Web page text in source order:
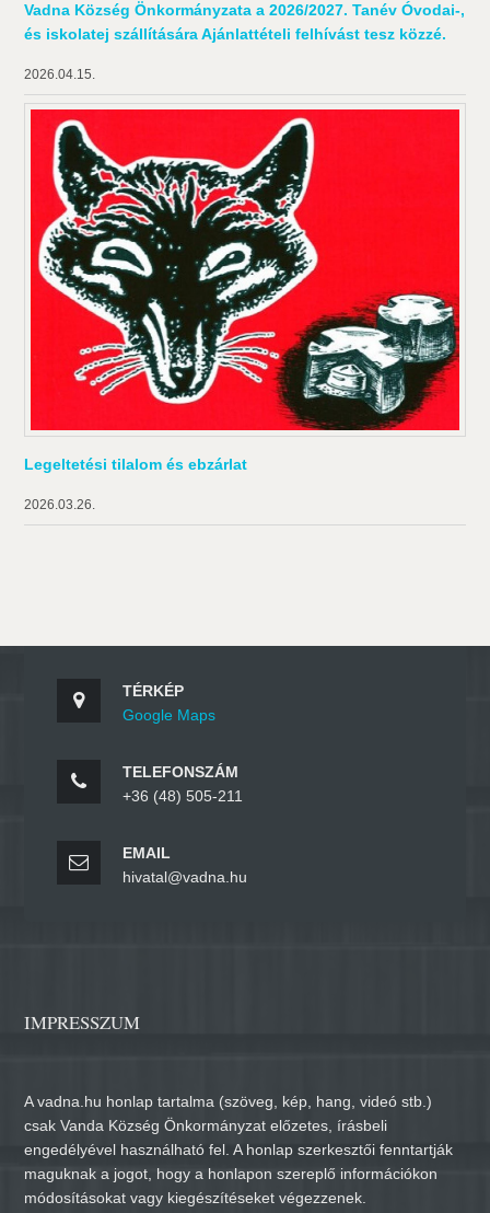
Vadna Község Önkormányzata a 2026/2027. Tanév Óvodai-,
és iskolatej szállítására Ajánlattételi felhívást tesz közzé.
2026.04.15.
Legeltetési tilalom és ebzárlat
2026.03.26.
TÉRKÉP
Google Maps
TELEFONSZÁM
+36 (48) 505-211
EMAIL
hivatal@vadna.hu
IMPRESSZUM
A vadna.hu honlap tartalma (szöveg, kép, hang, videó stb.)
csak Vanda Község Önkormányzat előzetes, írásbeli
engedélyével használható fel. A honlap szerkesztői fenntartják
maguknak a jogot, hogy a honlapon szereplő információkon
módosításokat vagy kiegészítéseket végezzenek.